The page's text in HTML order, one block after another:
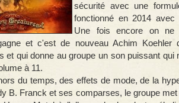
sécurité avec une
fonctionné en 2014 avec
Une fois encore on ne
et c'est de nouveau Achim Koehler
et qui donne au groupe un son puissant qui
à 11.
du temps, des effets de mode, de la
B. Franck et ses comparses, le groupe